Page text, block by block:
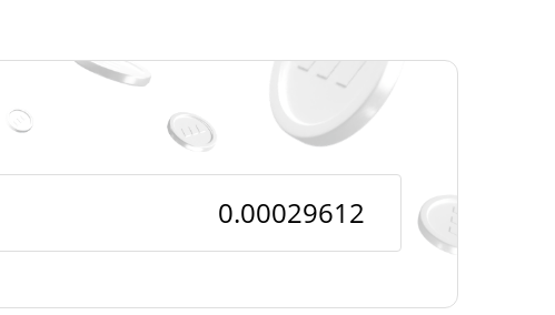
Baixa de todos os
tempos
Feb 23, 2026 (5 meses atrás)
$0.00001134
2511.27%